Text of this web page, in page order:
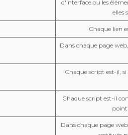
d'interface ou les
elles
Chaque lien
Dans chaque page
Chaque script est-il,
Chaque script est-il
Dans chaque page